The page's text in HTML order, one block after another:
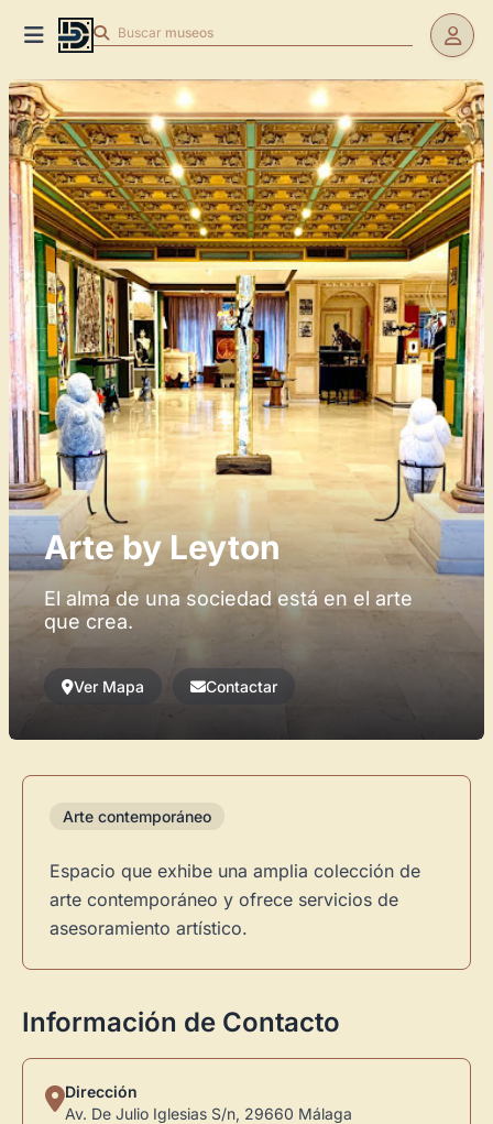
Buscar museos
Arte by Leyton
El alma de una sociedad está en el arte
que crea.
Ver Mapa Contactar
Arte contemporáneo
Espacio que exhibe una amplia colección de
arte contemporáneo y ofrece servicios de
asesoramiento artístico.
Información de Contacto
Dirección
Av. De Julio Iglesias S/n, 29660 Málaga